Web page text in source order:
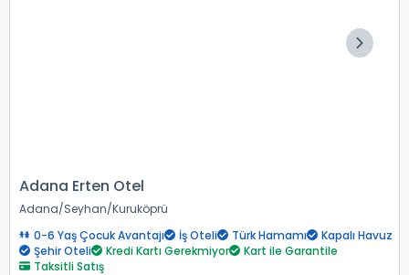
Adana Erten Otel
Adana Seyhan Kuruköprü
0-6 Yaş Çocuk Avantajı
İş Oteli Türk Hamamı
Kapalı Havuz
Şehir Oteli
Kredi Kartı Gerekmiyor
Kart ile Garantile
Taksitli Satış